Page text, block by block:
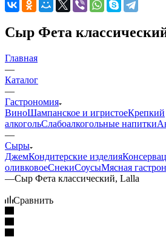
Сыр Фета
Главная
—
Каталог
—
Гастрономия
ВиноШампанское и игристоеКрепкий
алкогольСлабоалкогольные напитки
—
Сыры
ДжемКондитерские изделия
оливковоеСнекиСоусыМясная
—Сыр Фета классический, Lalla
Сравнить